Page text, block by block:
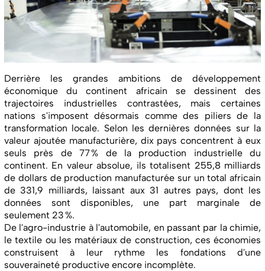
Derrière les grandes ambitions de développement
économique du continent africain se dessinent des
trajectoires industrielles contrastées, mais certaines
nations s'imposent désormais comme des piliers de la
transformation locale. Selon les dernières données sur la
valeur ajoutée manufacturière, dix pays concentrent à eux
seuls près de 77 % de la production industrielle du
continent. En valeur absolue, ils totalisent 255,8 milliards
de dollars de production manufacturée sur un total africain
de 331,9 milliards, laissant aux 31 autres pays, dont les
données sont disponibles, une part marginale de
seulement 23 %.
De l'agro-industrie à l'automobile, en passant par la chimie,
le textile ou les matériaux de construction, ces économies
construisent à leur rythme les fondations d'une
souveraineté productive encore incomplète.